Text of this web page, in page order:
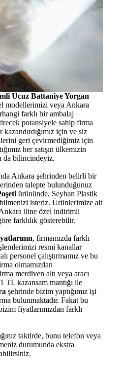
Ucuz Battaniye Yorgan
modellerimizi veya Ankara
farklı bir ambalaj
potansiyele sahip firma
için ve siz
geri çevirmediğimiz için
her satışın ülkemizin
da bilincindeyiz.
Ankara şehrinden belirli bir
talepte bulunduğunuz
ürününde, Seyhan Plastik
isteriz. Ürünlerimize ait
iline özel indirimli
farklılık gösterebilir.
, firmamızda farklı
resmi kanallar
personel çalıştırmamız ve bu
olmamızdan
merdiven altı veya aracı
TL kazansam mantığı ile
şehrinde bizim yaptığımız işi
bulunmaktadır. Fakat bu
fiyatlarımızdan farklı
taktirde, bunu telefon veya
durumunda ekstra